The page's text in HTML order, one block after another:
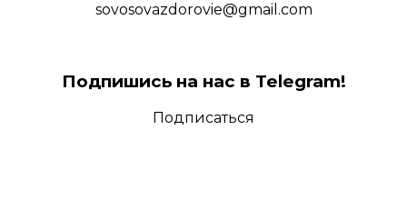
sovosovazdorovie@gmail.com
Подпишись на нас в Telegram!
Подписаться